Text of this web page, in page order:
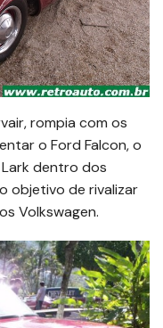
rompia com os
o Ford Falcon, o
dentro dos
objetivo de rivalizar
Volkswagen.